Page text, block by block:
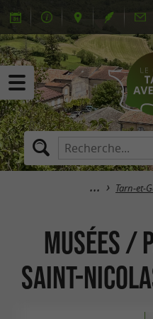
Tarn-et-
Musées /
Saint-